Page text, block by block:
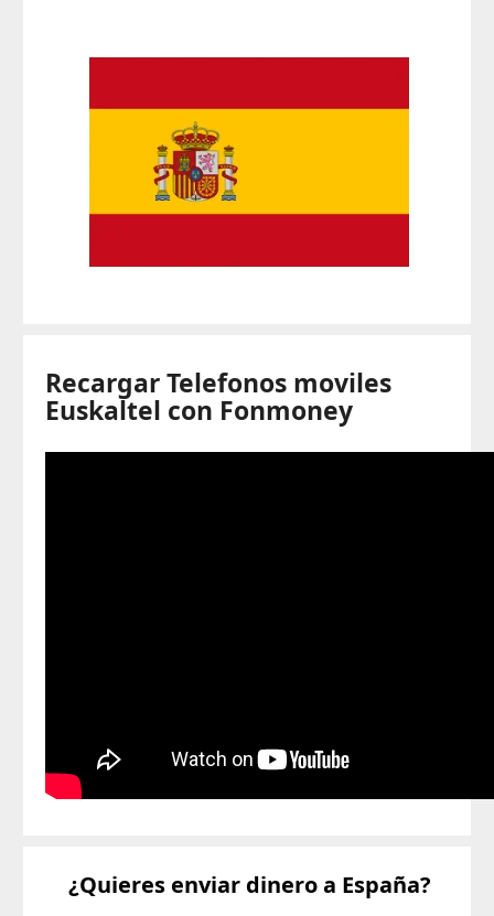
Recargar Telefonos moviles
Euskaltel con Fonmoney
¿Quieres enviar dinero a España?